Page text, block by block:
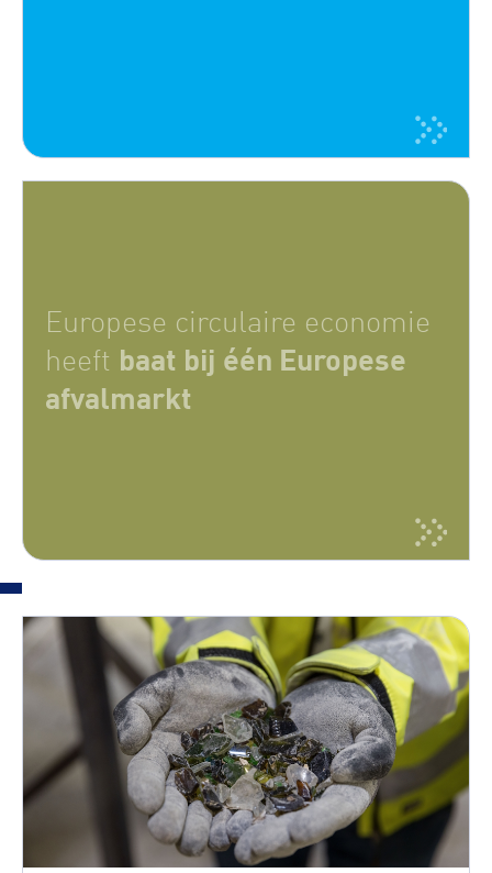
Europese circulaire economie
heeft baat bij één Europese
afvalmarkt